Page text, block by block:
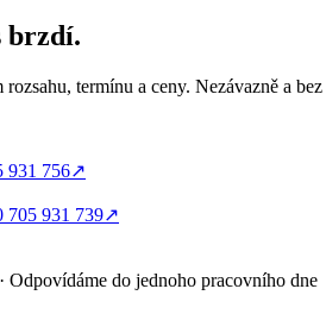
brzdí.
termínu a ceny. Nezávazně a
931 756↗
705 931 739↗
Odpovídáme do jednoho pracovního dne